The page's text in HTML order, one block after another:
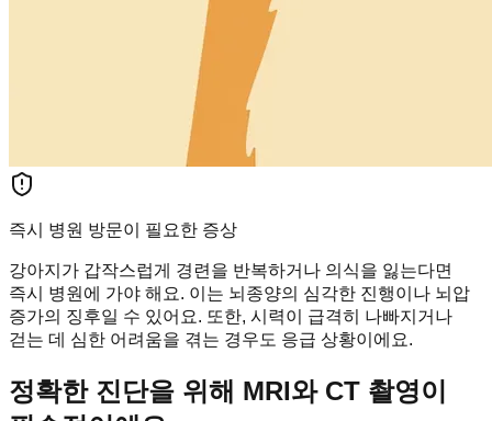
즉시 병원 방문이 필요한 증상
강아지가 갑작스럽게 경련을 반복하거나 의식을 잃는다면
즉시 병원에 가야 해요. 이는 뇌종양의 심각한 진행이나 뇌압
증가의 징후일 수 있어요. 또한, 시력이 급격히 나빠지거나
걷는 데 심한 어려움을 겪는 경우도 응급 상황이에요.
정확한 진단을 위해 MRI와 CT 촬영이